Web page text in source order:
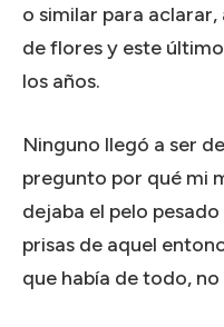
o similar para
de flores y este
los años.
Ninguno llegó a ser
pregunto por qué mi
dejaba el pelo
prisas de aquel
que había de todo,